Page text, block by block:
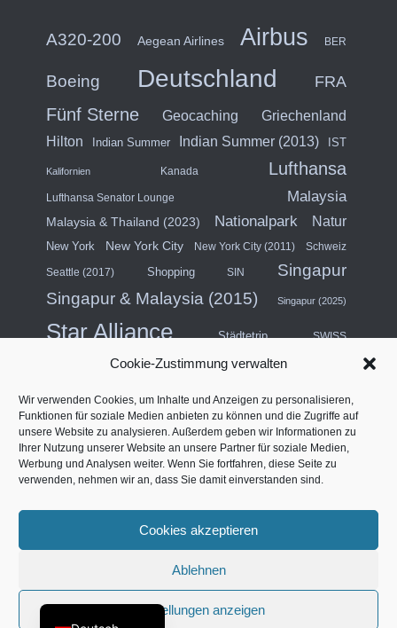
Cookie-Zustimmung verwalten
Wir verwenden Cookies, um Inhalte und Anzeigen zu personalisieren,
Funktionen für soziale Medien anbieten zu können und die Zugriffe auf
unsere Website zu analysieren. Außerdem geben wir Informationen zu
Ihrer Nutzung unserer Website an unsere Partner für soziale Medien,
Werbung und Analysen weiter. Wenn Sie fortfahren, diese Seite zu
verwenden, nehmen wir an, dass Sie damit einverstanden sind.
Cookies akzeptieren
Ablehnen
Einstellungen anzeigen
A320-200 Aegean Airlines Airbus BER
Boeing Deutschland FRA
Fünf Sterne Geocaching Griechenland
Hilton Indian Summer Indian Summer (2013) IST
Kalifornien Kanada Lufthansa
Lufthansa Senator Lounge Malaysia
Malaysia & Thailand (2023) Nationalpark Natur
New York New York City New York City (2011) Schweiz
Seattle (2017) Shopping SIN
Singapur
Singapur & Malaysia (2015)
Singapur (2025)
Star Alliance Städtetrip SWISS
Südostasien (2011)
Turkish Airlines Türkei USA
USA (Mittlerer Westen) & Kanada (2018)
Vereinigte Arabische Emirate
Vertragslounge
Vier Sterne
Westküste Nordamerika (2014)
IMPRESSUM
DATENSCHUTZERKLÄRUNG
COOKIE-RICHTLINIE (EU)